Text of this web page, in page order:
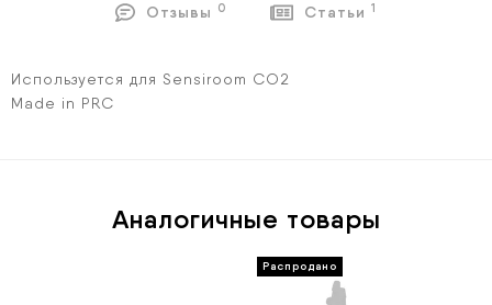
Отзывы
0 Статьи 1
Используется для Sensiroom CO2
Made in PRC
Аналогичные товары